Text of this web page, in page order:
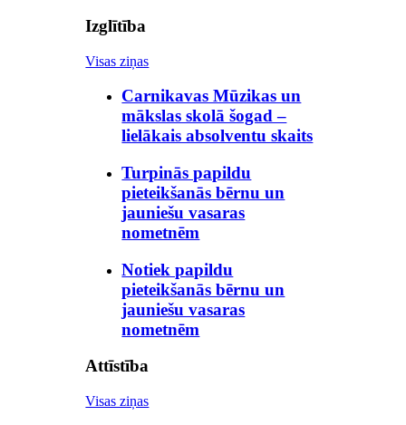
Izglītība
Visas ziņas
Carnikavas Mūzikas un
mākslas skolā šogad –
lielākais absolventu skaits
Turpinās papildu
pieteikšanās bērnu un
jauniešu vasaras
nometnēm
Notiek papildu
pieteikšanās bērnu un
jauniešu vasaras
nometnēm
Attīstība
Visas ziņas